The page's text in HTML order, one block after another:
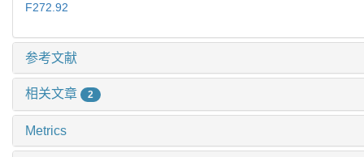
F272.92
参考文献
相关文章 2
Metrics